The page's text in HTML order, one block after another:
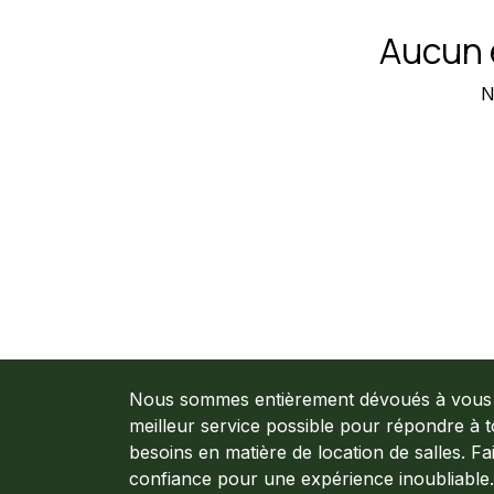
Nous sommes entièrement dévoués à
meilleur service possible pour répondre à
besoins en matière de location de salles.
confiance pour une expérience inoubliable.